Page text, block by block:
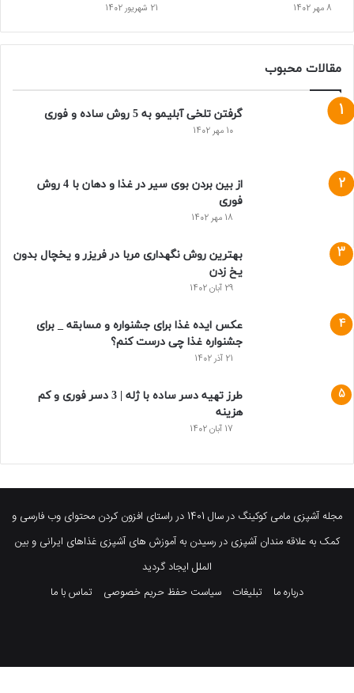
8 مهر 1402 21 شهریور 1402
مقالات محبوب
گرفتن تلخی آبلیمو به 5 روش ساده و فوری
10 مهر 1402
از بین بردن بوی سیر در غذا و دهان با 4 روش
فوری
18 مهر 1402
بهترین روش نگهداری مربا در فریزر و یخچال بدون
یخ زدن
29 آبان 1402
عکس ایده غذا برای جشنواره و مسابقه _ برای
جشنواره غذا چی درست کنم؟
21 آذر 1402
طرز تهیه دسر ساده با ژله | 3 دسر فوری و کم
هزینه
17 آبان 1402
مجله آشپزی مامی کوکینگ در سال 1401 در راستای افزون کردن محتوای وب فارسی و
کمک به علاقه مندان آشپزی در رسیدن به آموزش های آشپزی غذاهای ایرانی و بین
الملل ایجاد گردید
درباره ما
تبلیغات سیاست حفظ حریم خصوصی تماس با ما